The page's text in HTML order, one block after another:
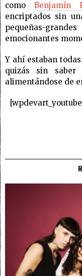
como Benjamín
encriptados sin
pequeñas-
emocionantes
Y ahí estaban
quizás sin saber
alimentándose de